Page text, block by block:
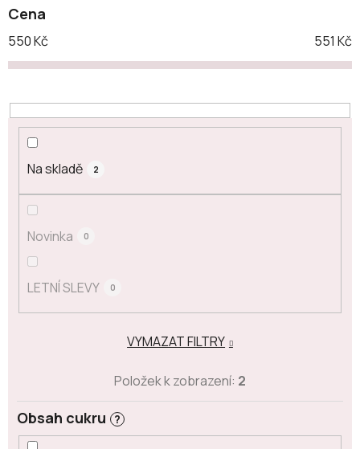
Cena
550Kč 551 Kč
Na skladě 2
Novinka 0
LETNÍ SLEVY 0
Obsah cukru ?
VYMAZAT FILTRY
Položek k zobrazení: 2